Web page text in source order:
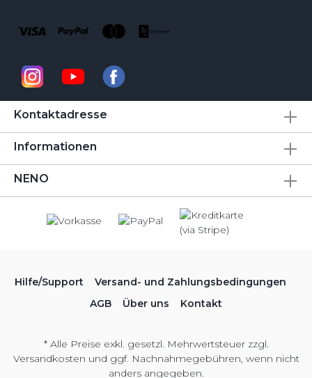
Kontaktadresse
Informationen
NENO
Hilfe/Support
Versand- und Zahlungsbedingungen
AGB
Über uns Kontakt
* Alle Preise exkl. gesetzl. Mehrwertsteuer zzgl.
Versandkosten und ggf. Nachnahmegebühren, wenn nicht
anders angegeben.